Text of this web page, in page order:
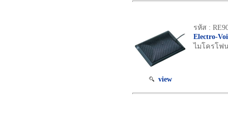
view
รหัส :
Electro-
ไมโครโฟน